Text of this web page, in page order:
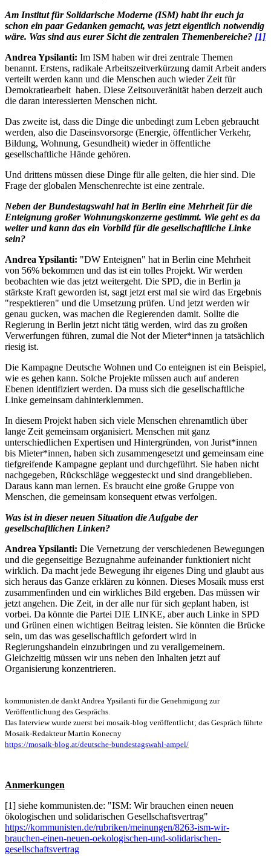
Am Institut für Solidarische Moderne (ISM) habt ihr euch ja
schon ein paar Gedanken gemacht, was jetzt eigentlich notwendig
wäre. Was sind aus eurer Sicht die zentralen Themenbereiche? [1]
Andrea Ypsilanti: Im ISM haben wir drei zentrale Themen
benannt. Erstens, radikale Arbeitszeitverkürzung damit Arbeit anders
verteilt werden kann und die Menschen auch wieder Zeit für
Demokratiearbeit haben. Diese Zeitsouveränität haben derzeit auch
die daran interessierten Menschen nicht.
Das zweite ist, dass die Dinge die unbedingt zum Leben gebraucht
werden, also die Daseinsvorsorge (Energie, öffentlicher Verkehr,
Bildung, Wohnung, Gesundheit) wieder in öffentliche
gesellschaftliche Hände gehören.
Und drittens müssen diese Dinge für alle gelten, die hier sind. Die
Frage der globalen Menschenrechte ist eine zentrale.
Neben der Bundestagswahl hat in Berlin eine Mehrheit für die
Enteignung großer Wohnungskonzerne gestimmt. Wie geht es da
weiter und kann das ein Vorbild für die gesellschaftliche Linke
sein?
Andrea Ypsilanti: "DW Enteignen" hat in Berlin eine Mehrheit
von 56% bekommen und das ist ein tolles Projekt. Wir werden
beobachten wie das jetzt weitergeht. Die SPD, die in Berlin ja
stärkste Kraft geworden ist, sagt jetzt erst mal sie wird das Ergebnis
"respektieren" und die Umsetzung prüfen. Und jetzt werden wir
genau gucken, was machen die Regierenden damit. Sollte die
Regierung in Berlin jetzt nicht tätig werden, wird das zu großen
Verwerfungen führen, zumal die Not der Mieter*innen ja tatsächlich
riesig ist.
Die Kampagne Deutsche Wohnen und Co enteignen ist ein Beispiel,
wie es gehen kann. Solche Projekte müssen auch auf anderen
Ebenen identifiziert werden. Da muss sich die gesellschaftliche
Linke gemeinsam dahinterklemmen.
In diesem Projekt haben sich viele Menschen ehrenamtlich über
lange Zeit gemeinsam organisiert. Menschen mit ganz
unterschiedlichen Expertisen und Hintergründen, von Jurist*innen
bis Mieter*innen, haben sich zusammengesetzt und gemeinsam eine
tiefgreifende Kampagne geplant und durchgeführt. Sie haben nicht
nachgegeben, Rückschläge weggesteckt und sind drangeblieben.
Daraus kann man lernen. Es braucht eine große Gruppe von
Menschen, die gemeinsam konsequent etwas verfolgen.
Was ist in dieser neuen Situation die Aufgabe der
gesellschaftlichen Linken?
Andrea Ypsilanti: Die Vernetzung der verschiedenen Bewegungen
und die gegenseitige Bezugnahme aufeinander funktioniert nicht
wirklich. Da macht jede Bewegung ihr eigenes Ding und glaubt aus
sich heraus das Ganze erklären zu können. Dieses Mosaik muss erst
zusammenfinden und ein wirkliches Bild ergeben. Das müssen wir
jetzt angehen. Die Zeit, in der alle nur für sich geplant haben, ist
vorbei. Da könnte die Partei DIE LINKE, aber auch Linke in SPD
und Grünen einen wichtigen Beitrag leisten. Sie könnten die Brücke
sein, um das was gesellschaftlich gefordert wird in
Regierungshandeln einzubringen und zu verallgemeinern.
Gleichzeitig müssen wir uns neben den Inhalten jetzt auf
Organisierung konzentrieren.
kommunisten.de dankt Andrea Ypsilanti für die Genehmigung zur
Veröffentlichung des Gesprächs.
Das Interview wurde zuerst bei mosaik-blog veröffentlicht; das Gespräch führte
Mosaik-Redakteur Martin Konecny
https://mosaik-blog.at/deutsche-bundestagswahl-ampel/
Anmerkungen
[1] siehe kommunisten.de: "ISM: Wir brauchen einen neuen
ökologischen und solidarischen Gesellschaftsvertrag"
https://kommunisten.de/rubriken/meinungen/8263-ism-wir-
brauchen-einen-neuen-oekologischen-und-solidarischen-
gesellschaftsvertrag